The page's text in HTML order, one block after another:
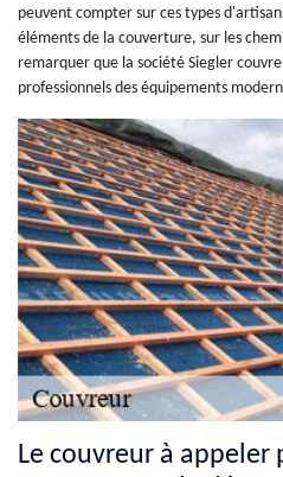
peuvent compter sur ces types
éléments de la couverture, sur les
remarquer que la société Siegler
professionnels des équipements
Le couvreur à appeler